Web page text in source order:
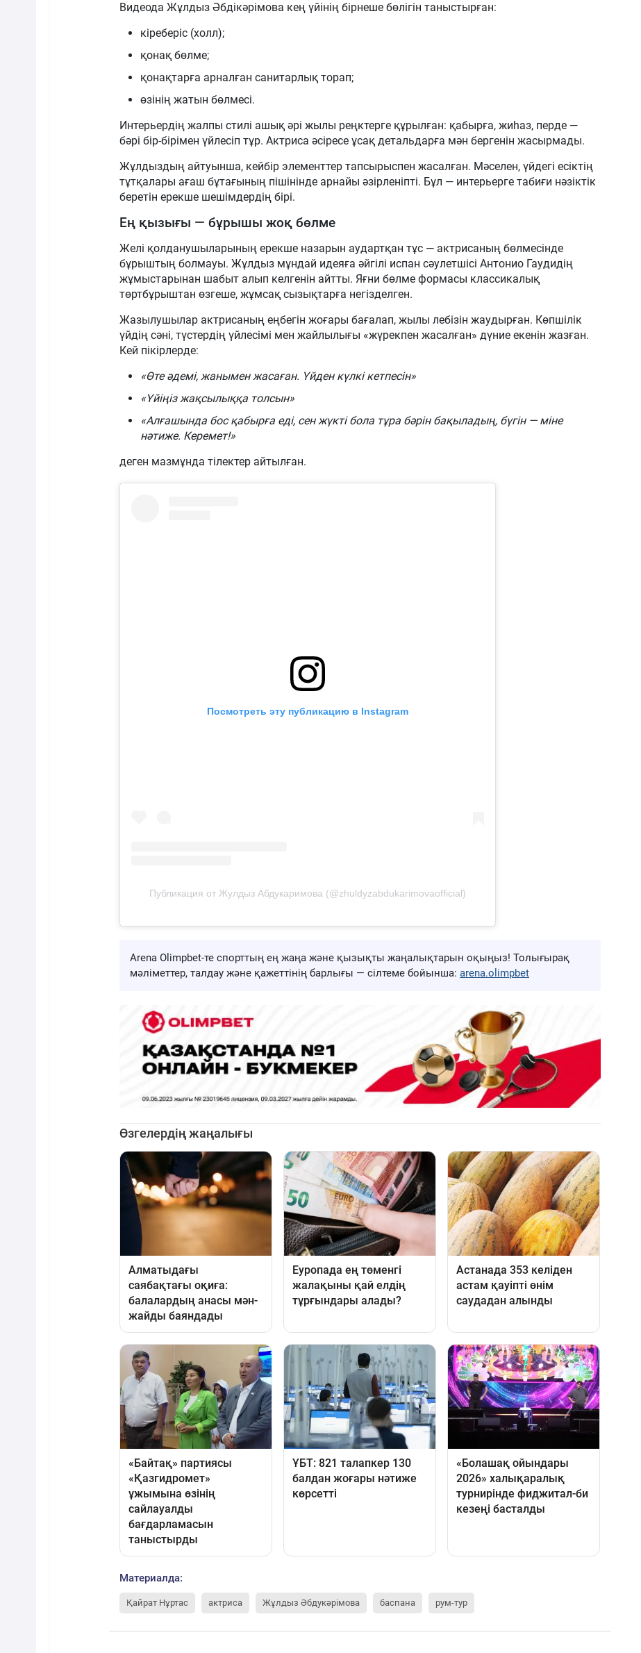
Видеода Жұлдыз Әбдікәрімова кең үйінің бірнеше бөлігін таныстырған:
кіреберіс (холл);
қонақ бөлме;
қонақтарға арналған санитарлық торап;
өзінің жатын бөлмесі.
Интерьердің жалпы стилі ашық әрі жылы реңктерге құрылған: қабырға, жиһаз, перде —
бәрі бір-бірімен үйлесіп тұр. Актриса әсіресе ұсақ детальдарға мән бергенін жасырмады.
Жұлдыздың айтуынша, кейбір элементтер тапсырыспен жасалған. Мәселен, үйдегі есіктің
тұтқалары ағаш бұтағының пішінінде арнайы әзірленіпті. Бұл — интерьерге табиғи нәзіктік
беретін ерекше шешімдердің бірі.
Ең қызығы — бұрышы жоқ бөлме
Желі қолданушыларының ерекше назарын аудартқан тұс — актрисаның бөлмесінде
бұрыштың болмауы. Жұлдыз мұндай идеяға әйгілі испан сәулетшісі Антонио Гаудидің
жұмыстарынан шабыт алып келгенін айтты. Яғни бөлме формасы классикалық
төртбұрыштан өзгеше, жұмсақ сызықтарға негізделген.
Жазылушылар актрисаның еңбегін жоғары бағалап, жылы лебізін жаудырған. Көпшілік
үйдің сәні, түстердің үйлесімі мен жайлылығы «жүрекпен жасалған» дүние екенін жазған.
Кей пікірлерде:
«Өте әдемі, жанымен жасаған. Үйден күлкі кетпесін»
«Үйіңіз жақсылыққа толсын»
«Алғашында бос қабырға еді, сен жүкті бола тұра бәрін бақыладың, бүгін — міне
нәтиже. Керемет!»
деген мазмұнда тілектер айтылған.
Посмотреть эту публикацию в Instagram
Публикация от Жулдыз Абдукаримова (@zhuldyzabdukarimovaofficial)
Arena Olimpbet-те спорттың ең жаңа және қызықты жаңалықтарын оқыңыз! Толығырақ
мәліметтер, талдау және қажеттінің барлығы — сілтеме бойынша: arena.olimpbet
Материалда:
Қайрат Нұртас актриса Жұлдыз Әбдукәрімова баспана рум-тур